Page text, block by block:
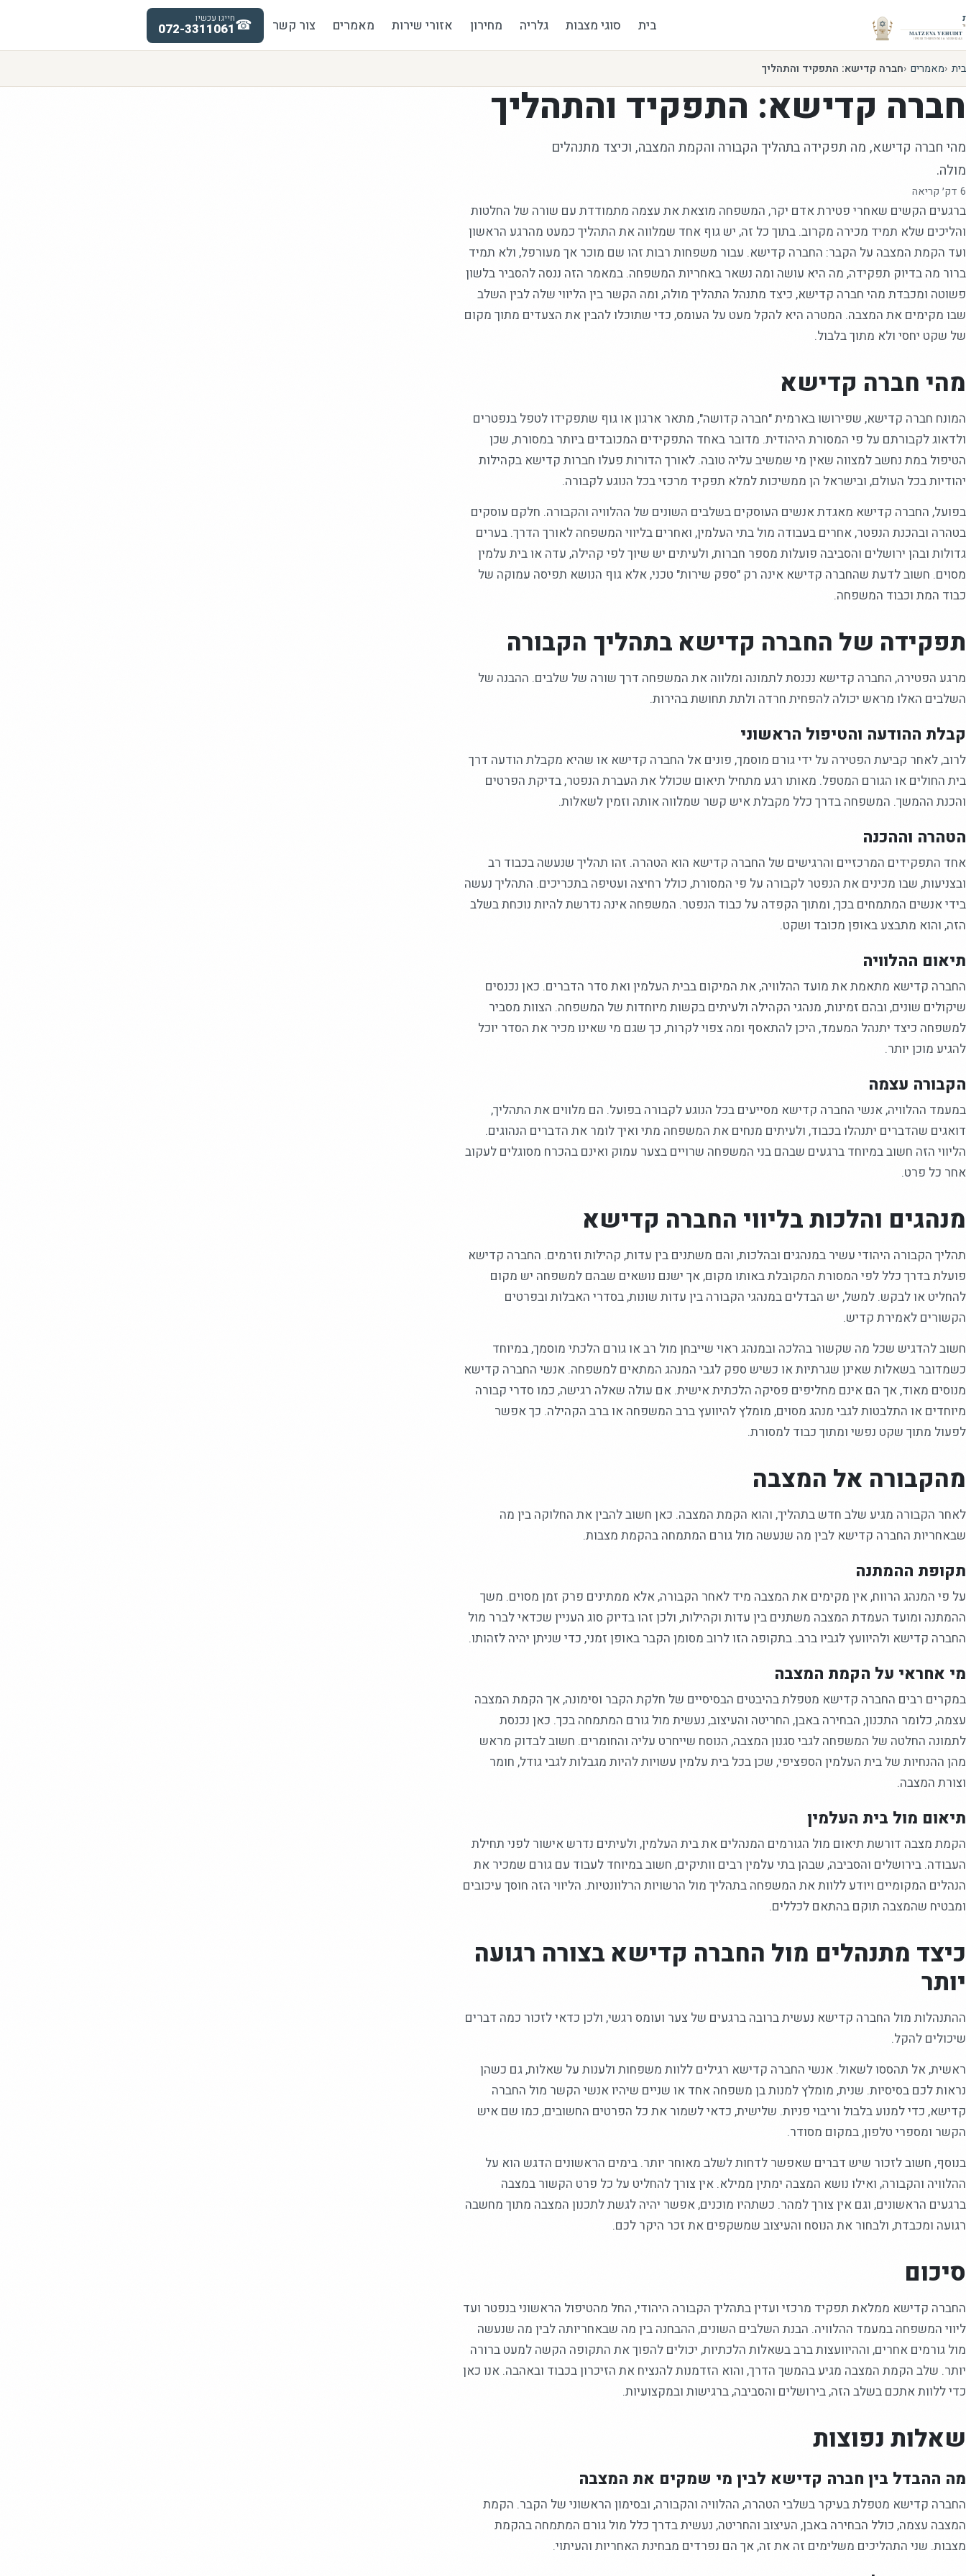
בית סוגי מצבות גלריה מחירון אזורי שירות מאמרים צור קשר ☎חייגו עכשיו
072-3311061
בית מאמרים חברה קדישא: התפקיד והתהליך
חברה קדישא: התפקיד והתהליך
מהי חברה קדישא, מה תפקידה בתהליך הקבורה והקמת המצבה, וכיצד מתנהלים
מולה.
6 דק׳ קריאה
ברגעים הקשים שאחרי פטירת אדם יקר, המשפחה מוצאת את עצמה מתמודדת עם שורה של החלטות
והליכים שלא תמיד מכירה מקרוב. בתוך כל זה, יש גוף אחד שמלווה את התהליך כמעט מהרגע הראשון
ועד הקמת המצבה על הקבר: החברה קדישא. עבור משפחות רבות זהו שם מוכר אך מעורפל, ולא תמיד
ברור מה בדיוק תפקידה, מה היא עושה ומה נשאר באחריות המשפחה. במאמר הזה ננסה להסביר בלשון
פשוטה ומכבדת מהי חברה קדישא, כיצד מתנהל התהליך מולה, ומה הקשר בין הליווי שלה לבין השלב
שבו מקימים את המצבה. המטרה היא להקל מעט על העומס, כדי שתוכלו להבין את הצעדים מתוך מקום
של שקט יחסי ולא מתוך בלבול.
מהי חברה קדישא
המונח חברה קדישא, שפירושו בארמית "חברה קדושה", מתאר ארגון או גוף שתפקידו לטפל בנפטרים
ולדאוג לקבורתם על פי המסורת היהודית. מדובר באחד התפקידים המכובדים ביותר במסורת, שכן
הטיפול במת נחשב למצווה שאין מי שמשיב עליה טובה. לאורך הדורות פעלו חברות קדישא בקהילות
יהודיות בכל העולם, ובישראל הן ממשיכות למלא תפקיד מרכזי בכל הנוגע לקבורה.
בפועל, החברה קדישא מאגדת אנשים העוסקים בשלבים השונים של ההלוויה והקבורה. חלקם עוסקים
בטהרה ובהכנת הנפטר, אחרים בעבודה מול בתי העלמין, ואחרים בליווי המשפחה לאורך הדרך. בערים
גדולות ובהן ירושלים והסביבה פועלות מספר חברות, ולעיתים יש שיוך לפי קהילה, עדה או בית עלמין
מסוים. חשוב לדעת שהחברה קדישא אינה רק "ספק שירות" טכני, אלא גוף הנושא תפיסה עמוקה של
כבוד המת וכבוד המשפחה.
תפקידה של החברה קדישא בתהליך הקבורה
מרגע הפטירה, החברה קדישא נכנסת לתמונה ומלווה את המשפחה דרך שורה של שלבים. ההבנה של
השלבים האלו מראש יכולה להפחית חרדה ולתת תחושת בהירות.
קבלת ההודעה והטיפול הראשוני
לרוב, לאחר קביעת הפטירה על ידי גורם מוסמך, פונים אל החברה קדישא או שהיא מקבלת הודעה דרך
בית החולים או הגורם המטפל. מאותו רגע מתחיל תיאום שכולל את העברת הנפטר, בדיקת הפרטים
והכנת ההמשך. המשפחה בדרך כלל מקבלת איש קשר שמלווה אותה וזמין לשאלות.
הטהרה וההכנה
אחד התפקידים המרכזיים והרגישים של החברה קדישא הוא הטהרה. זהו תהליך שנעשה בכבוד רב
ובצניעות, שבו מכינים את הנפטר לקבורה על פי המסורת, כולל רחיצה ועטיפה בתכריכים. התהליך נעשה
בידי אנשים המתמחים בכך, ומתוך הקפדה על כבוד הנפטר. המשפחה אינה נדרשת להיות נוכחת בשלב
הזה, והוא מתבצע באופן מכובד ושקט.
תיאום ההלוויה
החברה קדישא מתאמת את מועד ההלוויה, את המיקום בבית העלמין ואת סדר הדברים. כאן נכנסים
שיקולים שונים, ובהם זמינות, מנהגי הקהילה ולעיתים בקשות מיוחדות של המשפחה. הצוות מסביר
למשפחה כיצד יתנהל המעמד, היכן להתאסף ומה צפוי לקרות, כך שגם מי שאינו מכיר את הסדר יוכל
להגיע מוכן יותר.
הקבורה עצמה
במעמד ההלוויה, אנשי החברה קדישא מסייעים בכל הנוגע לקבורה בפועל. הם מלווים את התהליך,
דואגים שהדברים יתנהלו בכבוד, ולעיתים מנחים את המשפחה מתי ואיך לומר את הדברים הנהוגים.
הליווי הזה חשוב במיוחד ברגעים שבהם בני המשפחה שרויים בצער עמוק ואינם בהכרח מסוגלים לעקוב
אחר כל פרט.
מנהגים והלכות בליווי החברה קדישא
תהליך הקבורה היהודי עשיר במנהגים ובהלכות, והם משתנים בין עדות, קהילות וזרמים. החברה קדישא
פועלת בדרך כלל לפי המסורת המקובלת באותו מקום, אך ישנם נושאים שבהם למשפחה יש מקום
להחליט או לבקש. למשל, יש הבדלים במנהגי הקבורה בין עדות שונות, בסדרי האבלות ובפרטים
הקשורים לאמירת קדיש.
חשוב להדגיש שכל מה שקשור בהלכה ובמנהג ראוי שייבחן מול רב או גורם הלכתי מוסמך, במיוחד
כשמדובר בשאלות שאינן שגרתיות או כשיש ספק לגבי המנהג המתאים למשפחה. אנשי החברה קדישא
מנוסים מאוד, אך הם אינם מחליפים פסיקה הלכתית אישית. אם עולה שאלה רגישה, כמו סדרי קבורה
מיוחדים או התלבטות לגבי מנהג מסוים, מומלץ להיוועץ ברב המשפחה או ברב הקהילה. כך אפשר
לפעול מתוך שקט נפשי ומתוך כבוד למסורת.
מהקבורה אל המצבה
לאחר הקבורה מגיע שלב חדש בתהליך, והוא הקמת המצבה. כאן חשוב להבין את החלוקה בין מה
שבאחריות החברה קדישא לבין מה שנעשה מול גורם המתמחה בהקמת מצבות.
תקופת ההמתנה
על פי המנהג הרווח, אין מקימים את המצבה מיד לאחר הקבורה, אלא ממתינים פרק זמן מסוים. משך
ההמתנה ומועד העמדת המצבה משתנים בין עדות וקהילות, ולכן זהו בדיוק סוג העניין שכדאי לברר מול
החברה קדישא ולהיוועץ לגביו ברב. בתקופה הזו לרוב מסומן הקבר באופן זמני, כדי שניתן יהיה לזהותו.
מי אחראי על הקמת המצבה
במקרים רבים החברה קדישא מטפלת בהיבטים הבסיסיים של חלקת הקבר וסימונה, אך הקמת המצבה
עצמה, כלומר התכנון, הבחירה באבן, החריטה והעיצוב, נעשית מול גורם המתמחה בכך. כאן נכנסת
לתמונה החלטה של המשפחה לגבי סגנון המצבה, הנוסח שייחרט עליה והחומרים. חשוב לבדוק מראש
מהן ההנחיות של בית העלמין הספציפי, שכן בכל בית עלמין עשויות להיות מגבלות לגבי גודל, חומר
וצורת המצבה.
תיאום מול בית העלמין
הקמת מצבה דורשת תיאום מול הגורמים המנהלים את בית העלמין, ולעיתים נדרש אישור לפני תחילת
העבודה. בירושלים והסביבה, שבהן בתי עלמין רבים וותיקים, חשוב במיוחד לעבוד עם גורם שמכיר את
הנהלים המקומיים ויודע ללוות את המשפחה בתהליך מול הרשויות הרלוונטיות. הליווי הזה חוסך עיכובים
ומבטיח שהמצבה תוקם בהתאם לכללים.
כיצד מתנהלים מול החברה קדישא בצורה רגועה
יותר
ההתנהלות מול החברה קדישא נעשית ברובה ברגעים של צער ועומס רגשי, ולכן כדאי לזכור כמה דברים
שיכולים להקל.
ראשית, אל תהססו לשאול. אנשי החברה קדישא רגילים ללוות משפחות ולענות על שאלות, גם כשהן
נראות לכם בסיסיות. שנית, מומלץ למנות בן משפחה אחד או שניים שיהיו אנשי הקשר מול החברה
קדישא, כדי למנוע בלבול וריבוי פניות. שלישית, כדאי לשמור את כל הפרטים החשובים, כמו שם איש
הקשר ומספרי טלפון, במקום מסודר.
בנוסף, חשוב לזכור שיש דברים שאפשר לדחות לשלב מאוחר יותר. בימים הראשונים הדגש הוא על
ההלוויה והקבורה, ואילו נושא המצבה ימתין ממילא. אין צורך להחליט על כל פרט הקשור במצבה
ברגעים הראשונים, וגם אין צורך למהר. כשתהיו מוכנים, אפשר יהיה לגשת לתכנון המצבה מתוך מחשבה
רגועה ומכבדת, ולבחור את הנוסח והעיצוב שמשקפים את זכר היקר לכם.
סיכום
החברה קדישא ממלאת תפקיד מרכזי ועדין בתהליך הקבורה היהודי, החל מהטיפול הראשוני בנפטר ועד
ליווי המשפחה במעמד ההלוויה. הבנת השלבים השונים, ההבחנה בין מה שבאחריותה לבין מה שנעשה
מול גורמים אחרים, וההיוועצות ברב בשאלות הלכתיות, יכולים להפוך את התקופה הקשה למעט ברורה
יותר. שלב הקמת המצבה מגיע בהמשך הדרך, והוא הזדמנות להנציח את הזיכרון בכבוד ובאהבה. אנו כאן
כדי ללוות אתכם בשלב הזה, בירושלים והסביבה, ברגישות ובמקצועיות.
שאלות נפוצות
מה ההבדל בין חברה קדישא לבין מי שמקים את המצבה
החברה קדישא מטפלת בעיקר בשלבי הטהרה, ההלוויה והקבורה, ובסימון הראשוני של הקבר. הקמת
המצבה עצמה, כולל הבחירה באבן, העיצוב והחריטה, נעשית בדרך כלל מול גורם המתמחה בהקמת
מצבות. שני התהליכים משלימים זה את זה, אך הם נפרדים מבחינת האחריות והעיתוי.